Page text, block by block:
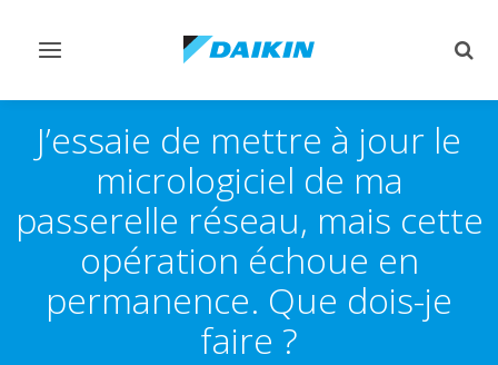
Afficher/masquer
J’essaie de mettre à jour le
micrologiciel de ma
passerelle réseau, mais cette
opération échoue en
permanence. Que dois-je
faire ?